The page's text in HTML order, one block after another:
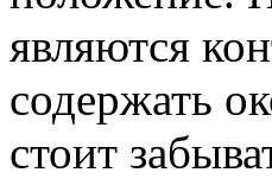
являются
содержать
стоит